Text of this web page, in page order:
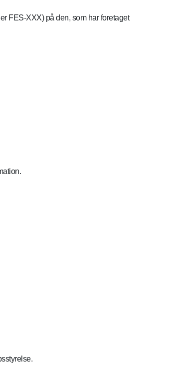
FES-XXX) på den, som har foretaget